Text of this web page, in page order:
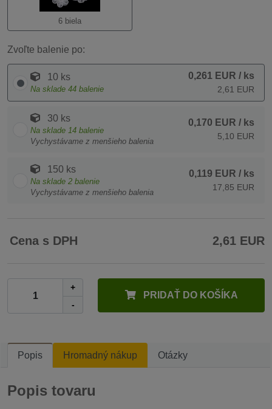
6 biela
Zvoľte balenie po:
10 ks
Na sklade 44 balenie
0,261 EUR / ks
2,61 EUR
30 ks
Na sklade 14 balenie
Vychystávame z menšieho balenia
0,170 EUR / ks
5,10 EUR
150 ks
Na sklade 2 balenie
Vychystávame z menšieho balenia
0,119 EUR / ks
17,85 EUR
Cena s DPH 2,61 EUR
+
-
PRIDAŤ DO KOŠÍKA
Popis Hromadný nákup Otázky
Popis tovaru